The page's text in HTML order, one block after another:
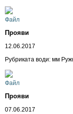
Прояви
12.06.2017
Рубриката води: мм
Прояви
07.06.2017